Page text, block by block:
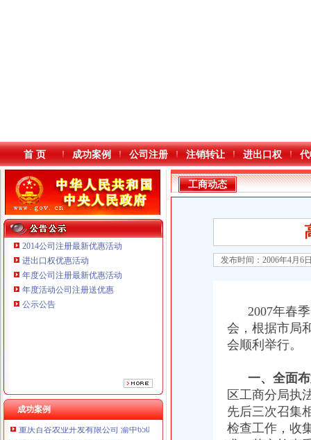
本站导航
首 页 成功案例 公司注册 注销转让 进出口权
2014公司注册最新优惠活动
进出口权优惠活动
年度公司注册最新优惠活动
年度活动公司注册送优惠
公示公告
成功案例
重庆铭博投资咨询有限公司
工商动态
发布时间：2006年4月6
2007年春季
会，根据市局
会顺利举行。
一、全面布
区工商分局执
先后三次召集
检查工作，收